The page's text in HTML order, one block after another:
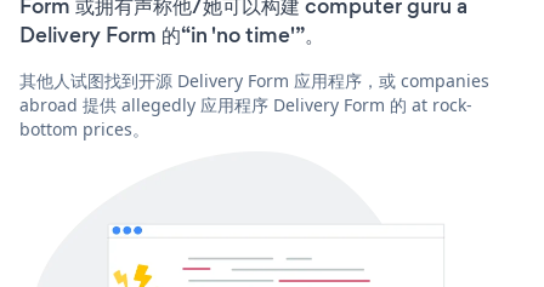
Delivery Form 的“in 'no time'”。
其他人试图找到开源 Delivery Form 应用程序，或 companies
abroad 提供 allegedly 应用程序 Delivery Form 的 at rock-
bottom prices。